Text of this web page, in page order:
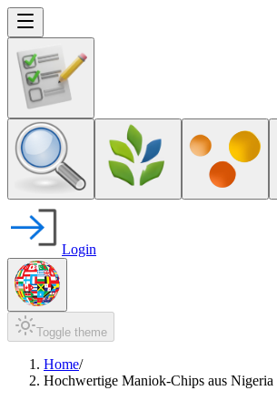
Login
Toggle theme
Home/
Hochwertige Maniok-Chips aus Nigeria